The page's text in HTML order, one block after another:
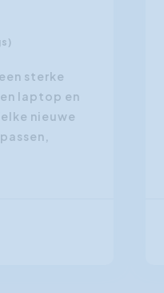
sterke
laptop en
nieuwe